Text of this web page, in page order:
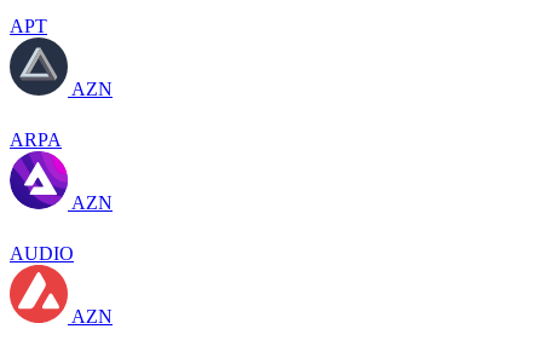
APT
AZN
ARPA
AZN
AUDIO
AZN